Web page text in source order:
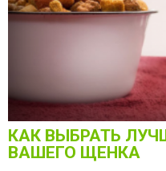
КАК ВЫБРАТЬ
ВАШЕГО ЩЕНКА